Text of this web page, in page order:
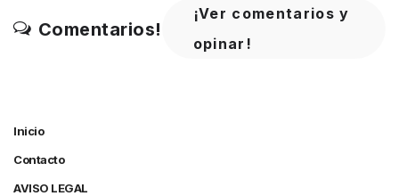
Comentarios!
¡Ver comentarios y
opinar!
Inicio
Contacto
AVISO LEGAL